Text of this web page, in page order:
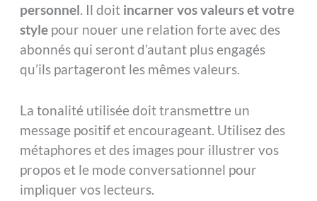
personnel. Il doit incarner vos valeurs et votre
stylepour nouer une relation forte avec des
abonnés qui seront d’autant plus engagés
qu’ils partageront les mêmes valeurs.
La tonalité utilisée doit transmettre un
message positif et encourageant. Utilisez des
métaphores et des images pour illustrer vos
propos et le mode conversationnel pour
impliquer vos lecteurs.